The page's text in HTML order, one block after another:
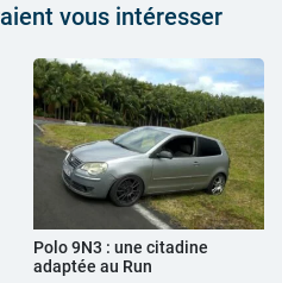
vous intéresser
Polo 9N3 : une citadine
adaptée au Run